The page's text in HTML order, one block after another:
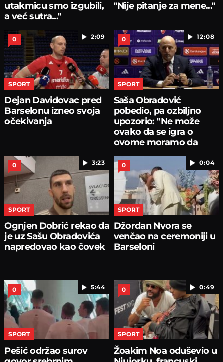
utakmicu smo izgubili,
a već sutra..."
"Nije pitanje za mene..."
2:09
0
SPORT
Dejan Davidovac pred
Barselonu izneo svoja
očekivanja
12:08
0
SPORT
Saša Obradović
pobedio, pa ozbiljno
upozorio: "Ne može
ovako da se igra o
ovome moramo da
3:23
0
SPORT
Ognjen Dobrić rekao da
je uz Sašu Obradovića
napredovao kao čovek
0:04
0
SPORT
Džordan Nvora se
venčao na ceremoniji u
Barseloni
5:44
0
SPORT
Pešić održao surov
0:49
0
SPORT
Žoakim Noa oduševio u